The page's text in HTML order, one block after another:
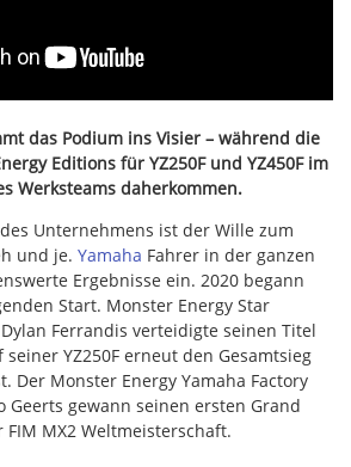
das Podium ins Visier – während die
Editions für YZ250F und YZ450F im
Werksteams daherkommen.
Unternehmens ist der Wille zum
und je. Yamaha Fahrer in der ganzen
Ergebnisse ein. 2020 begann
Start. Monster Energy Star
Ferrandis verteidigte seinen Titel
YZ250F erneut den Gesamtsieg
Der Monster Energy Yamaha Factory
Geerts gewann seinen ersten Grand
MX2 Weltmeisterschaft.